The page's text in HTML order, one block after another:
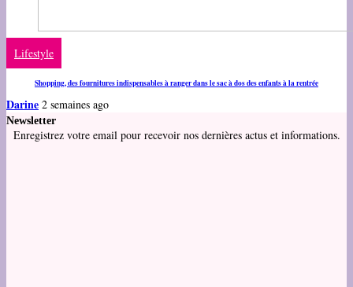
Lifestyle
Shopping, des fournitures indispensables à ranger dans le sac à dos des enfants à la rentrée
Darine 2 semaines ago
Newsletter
Enregistrez votre email pour recevoir nos dernières actus et informations.